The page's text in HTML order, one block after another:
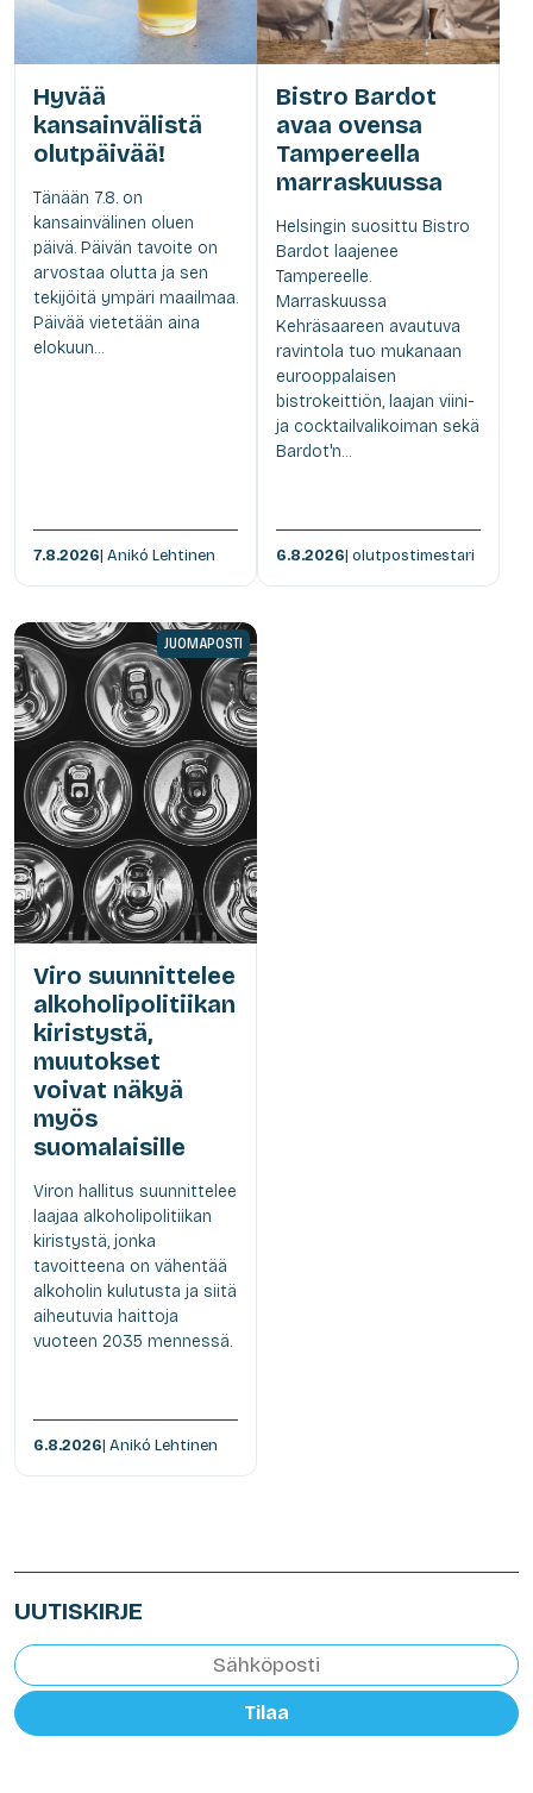
Hyvää
kansainvälistä
olutpäivää!
Tänään 7.8. on
kansainvälinen oluen
päivä. Päivän tavoite on
arvostaa olutta ja sen
tekijöitä ympäri maailmaa.
Päivää vietetään aina
elokuun...
7.8.2026| Anikó Lehtinen
Bistro Bardot
avaa ovensa
Tampereella
marraskuussa
Helsingin suosittu Bistro
Bardot laajenee
Tampereelle.
Marraskuussa
Kehräsaareen avautuva
ravintola tuo mukanaan
eurooppalaisen
bistrokeittiön, laajan viini-
ja cocktailvalikoiman sekä
Bardot'n...
6.8.2026| olutpostimestari
JUOMAPOSTI
Viro suunnittelee
alkoholipolitiikan
kiristystä,
muutokset
voivat näkyä
myös
suomalaisille
Viron hallitus suunnittelee
laajaa alkoholipolitiikan
kiristystä, jonka
tavoitteena on vähentää
alkoholin kulutusta ja siitä
aiheutuvia haittoja
vuoteen 2035 mennessä.
6.8.2026| Anikó Lehtinen
UUTISKIRJE
Tilaa